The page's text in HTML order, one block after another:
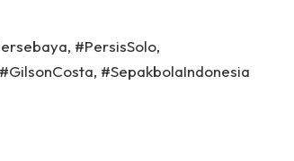
#PersisSolo,
#SepakbolaIndonesia